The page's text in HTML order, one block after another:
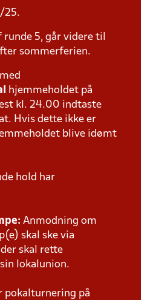
25.
runde 5, går videre til
sommerferien.
hjemmeholdet på
kl. 24.00 indtaste
Hvis dette ikke er
blive idømt
hold har
Anmodning om
skal ske via
skal rette
lokalunion.
pokalturnering på